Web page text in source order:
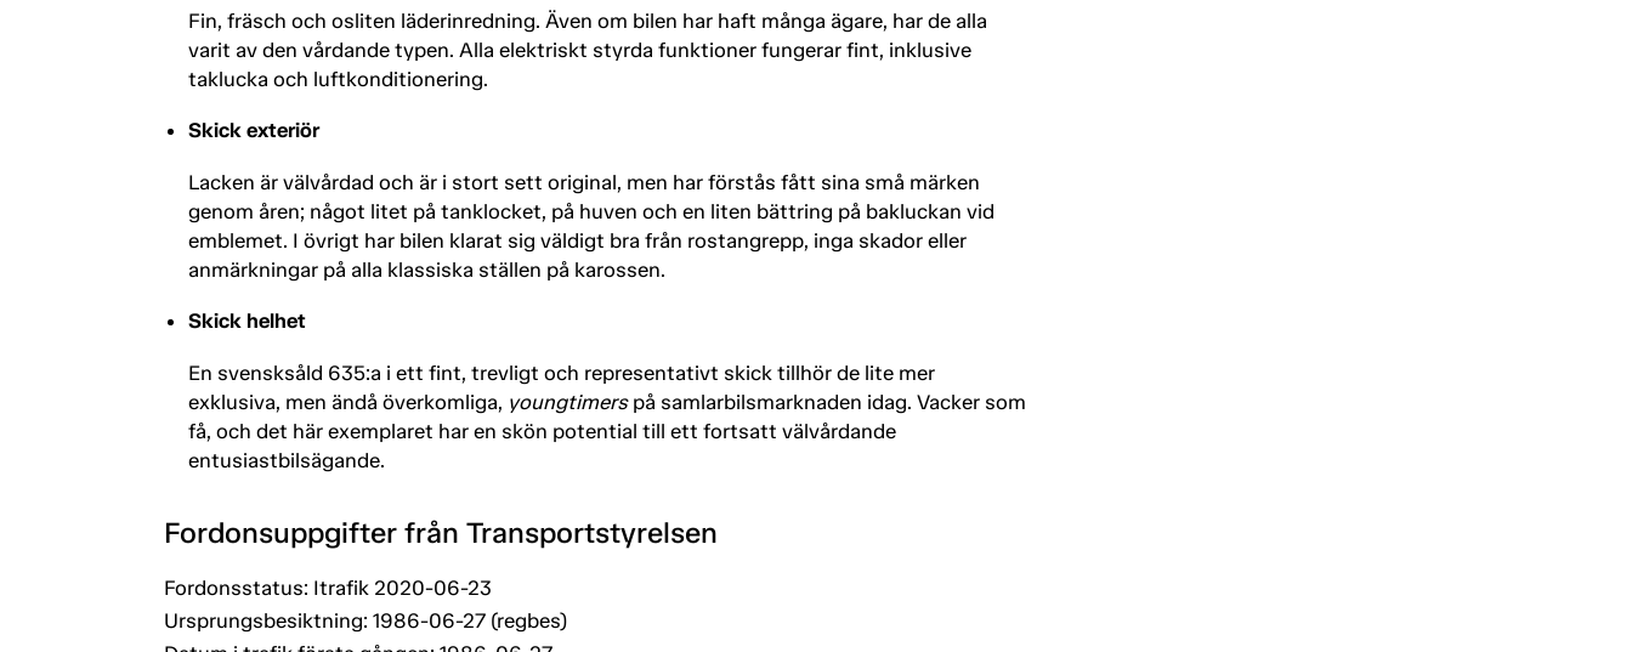
Fin, fräsch och osliten läderinredning. Även om bilen har haft många ägare, har de alla
varit av den vårdande typen. Alla elektriskt styrda funktioner fungerar fint, inklusive
taklucka och luftkonditionering.
Skick exteriör
Lacken är välvårdad och är i stort sett original, men har förstås fått sina små märken
genom åren; något litet på tanklocket, på huven och en liten bättring på bakluckan vid
emblemet. I övrigt har bilen klarat sig väldigt bra från rostangrepp, inga skador eller
anmärkningar på alla klassiska ställen på karossen.
Skick helhet
En svensksåld 635:a i ett fint, trevligt och representativt skick tillhör de lite mer
exklusiva, men ändå överkomliga, youngtimerspå samlarbilsmarknaden idag. Vacker som
få, och det här exemplaret har en skön potential till ett fortsatt välvårdande
entusiastbilsägande.
Fordonsuppgifter från Transportstyrelsen
Fordonsstatus: Itrafik 2020-06-23
Ursprungsbesiktning: 1986-06-27 (regbes)